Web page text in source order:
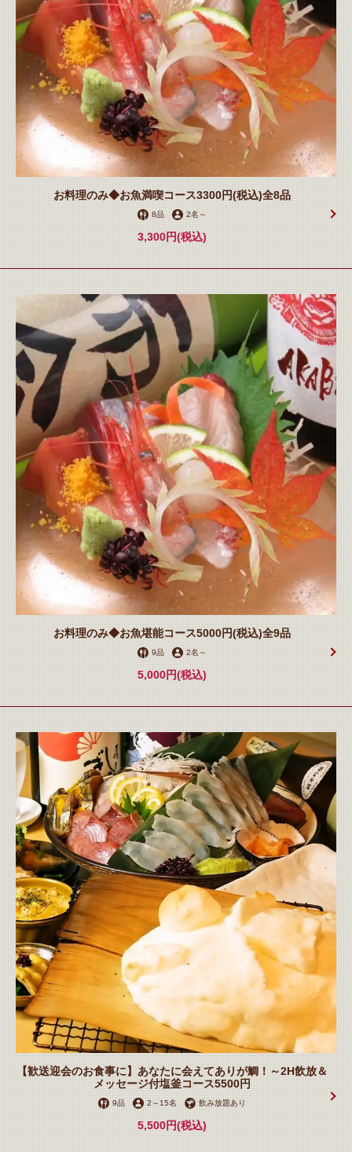
お料理のみ◆お魚満喫コース3300円(税込)全8品
8品 2名～
3,300円(税込)
お料理のみ◆お魚堪能コース5000円(税込)全9品
9品 2名～
5,000円(税込)
【歓送迎会のお食事に】あなたに会えてありが鯛！～2H飲放＆
メッセージ付塩釜コース5500円
9品 2～15名 飲み放題あり
5,500円(税込)
この店舗情報をシェアする
コース | 居魚屋うおはん 立町店
広島県広島市中区立町５－７Gハウス 2F
https://uohan.owst.jp/courses
お店情報をコピー
閉じる